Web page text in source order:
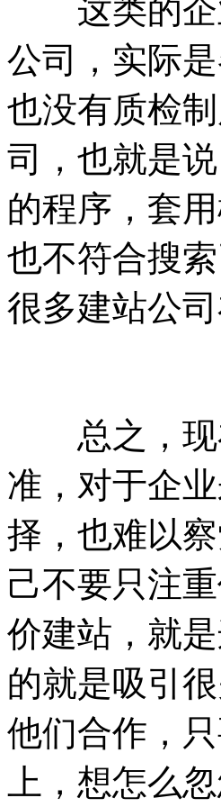
这类的企
公司，实际
也没有质检
司，也就是
的程序，套
也不符合搜
很多建站公
总之，现
准，对于企
择，也难以
己不要只注
价建站，就
的就是吸引
他们合作，
上，想怎么